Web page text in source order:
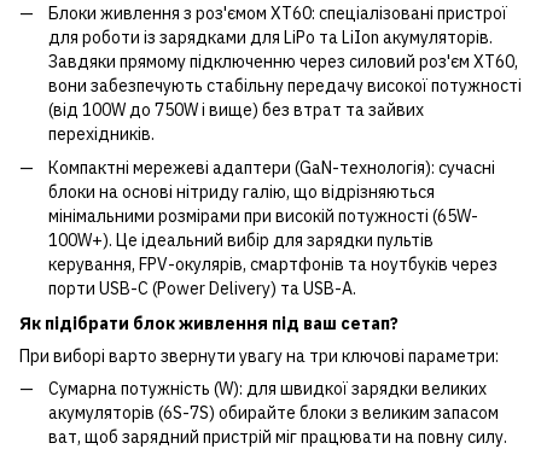
Блоки живлення з роз'ємом XT60: спеціалізовані пристрої
для роботи із зарядками для LiPo та LiIon акумуляторів.
Завдяки прямому підключенню через силовий роз'єм XT60,
вони забезпечують стабільну передачу високої потужності
(від 100W до 750W і вище) без втрат та зайвих
перехідників.
Компактні мережеві адаптери (GaN-технологія): сучасні
блоки на основі нітриду галію, що відрізняються
мінімальними розмірами при високій потужності (65W-
100W+). Це ідеальний вибір для зарядки пультів
керування, FPV-окулярів, смартфонів та ноутбуків через
порти USB-C (Power Delivery) та USB-A.
Як підібрати блок живлення під ваш сетап?
При виборі варто звернути увагу на три ключові параметри:
Сумарна потужність (W): для швидкої зарядки великих
акумуляторів (6S-7S) обирайте блоки з великим запасом
ват, щоб зарядний пристрій міг працювати на повну силу.